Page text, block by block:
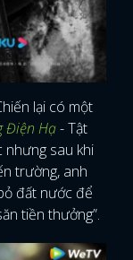
lại có một
Điện Hạ- Tật
nhưng sau khi
trường, anh
đất nước để
tiền thưởng”.